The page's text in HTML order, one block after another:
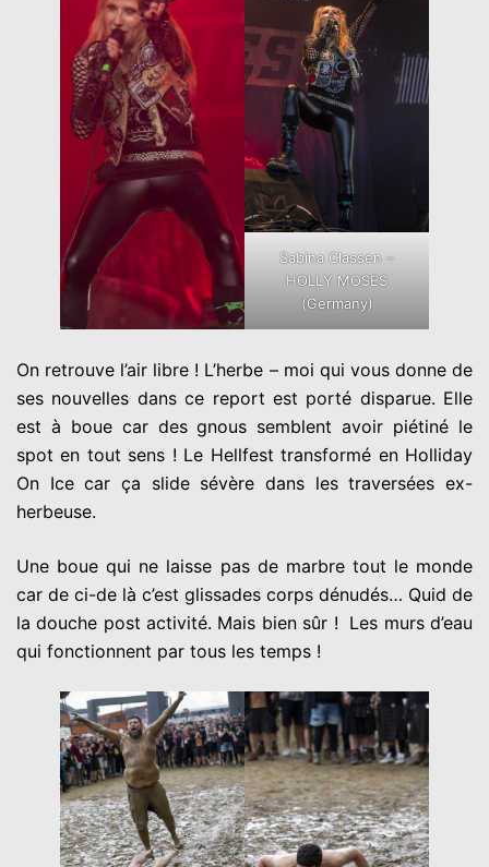
Sabina Classen –
HOLLY MOSES
(Germany)
On retrouve l’air libre ! L’herbe – moi qui vous donne de
ses nouvelles dans ce report est porté disparue. Elle
est à boue car des gnous semblent avoir piétiné le
spot en tout sens ! Le Hellfest transformé en Holliday
On Ice car ça slide sévère dans les traversées ex-
herbeuse.
Une boue qui ne laisse pas de marbre tout le monde
car de ci-de là c’est glissades corps dénudés… Quid de
la douche post activité. Mais bien sûr ! Les murs d’eau
qui fonctionnent par tous les temps !